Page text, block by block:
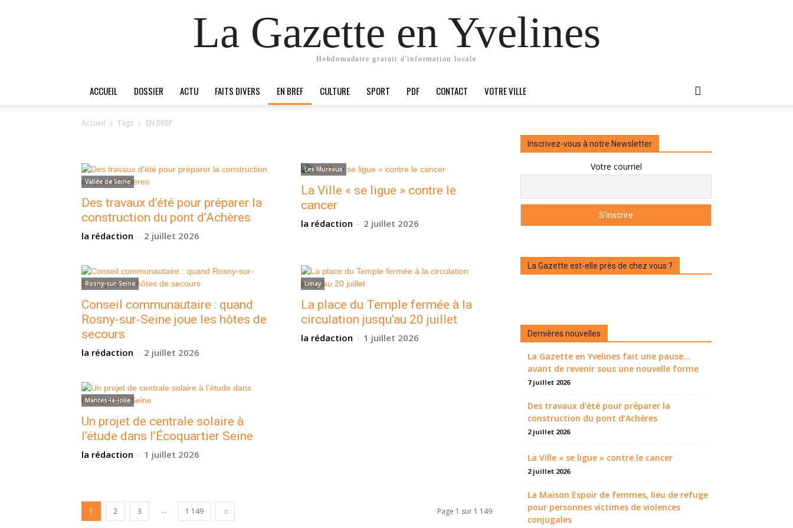
La Gazette en Yvelines
Hebdomadaire gratuit d'information locale
ACCUEIL DOSSIER ACTU FAITS DIVERS EN BREF CULTURE SPORT PDF CONTACT VOTRE VILLE
Accueil Tags EN BREF
Vallée de Seine
Des travaux d’été pour préparer la
construction du pont d’Achères
la rédaction - 2 juillet 2026
Les Mureaux
La Ville « se ligue » contre le
cancer
la rédaction - 2 juillet 2026
Rosny-sur-Seine
Conseil communautaire : quand
Rosny-sur-Seine joue les hôtes de
secours
la rédaction - 2 juillet 2026
Limay
La place du Temple fermée à la
circulation jusqu’au 20 juillet
la rédaction - 1 juillet 2026
Mantes-la-Jolie
Un projet de centrale solaire à
l’étude dans l’Écoquartier Seine
la rédaction - 1 juillet 2026
1 2 3 ... 1 149 Page 1 sur 1 149
Inscrivez-vous à notre Newsletter
Votre courriel
La Gazette est-elle près de chez vous ?
Dernières nouvelles
La Gazette en Yvelines fait une pause...
avant de revenir sous une nouvelle forme
7 juillet 2026
Des travaux d’été pour préparer la
construction du pont d’Achères
2 juillet 2026
La Ville « se ligue » contre le cancer
2 juillet 2026
La Maison Espoir de femmes, lieu de refuge
pour personnes victimes de violences
conjugales